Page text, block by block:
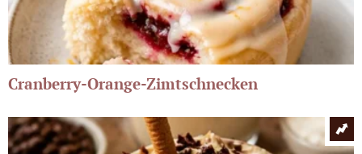
Cranberry-Orange-Zimtschnecken